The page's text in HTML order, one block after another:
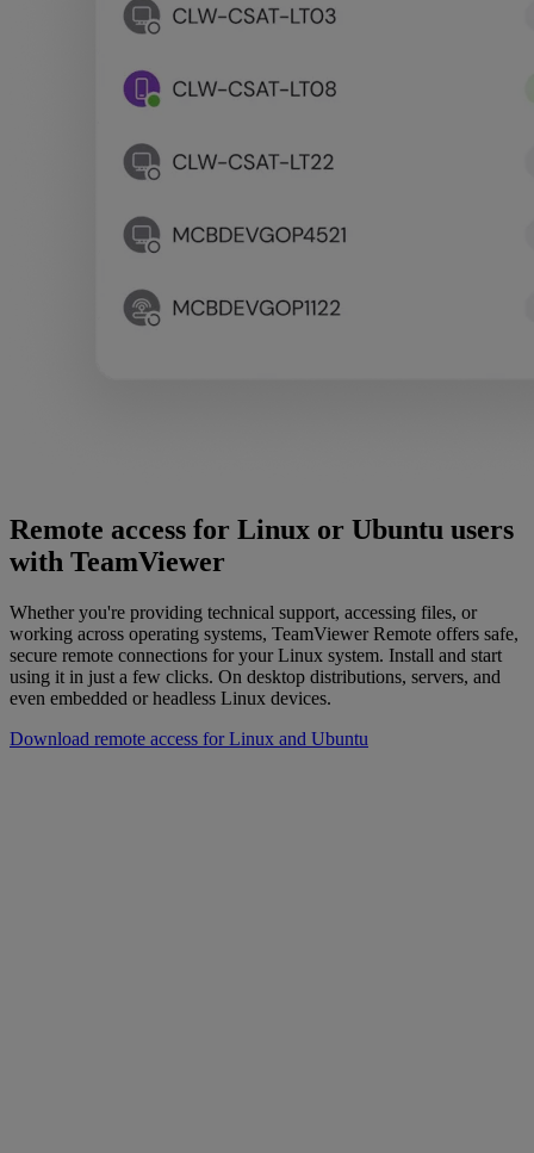
Remote access for Linux or Ubuntu users
with TeamViewer
Whether you're providing technical support, accessing files, or
working across operating systems, TeamViewer Remote offers safe,
secure remote connections for your Linux system. Install and start
using it in just a few clicks. On desktop distributions, servers, and
even embedded or headless Linux devices.
Download remote access for Linux and Ubuntu